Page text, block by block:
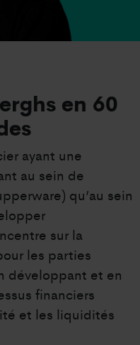
en 60
ayant une
au sein de
qu’au sein
sur la
les parties
développant et en
financiers
et les liquidités